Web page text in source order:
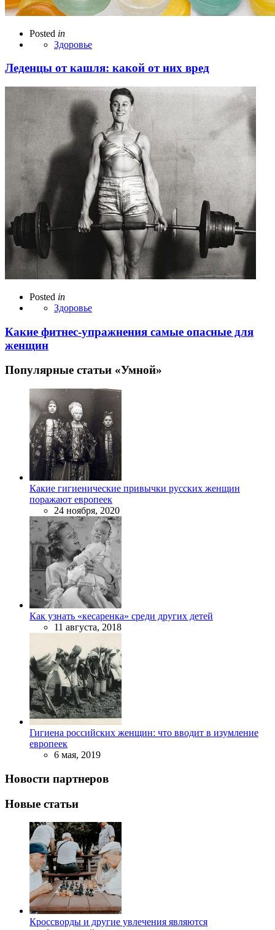
Posted in
Здоровье
Леденцы от кашля: какой от них вред
Posted in
Здоровье
Какие фитнес-упражнения самые опасные для
женщин
Популярные статьи «Умной»
Какие гигиенические привычки русских женщин
поражают европеек
24 ноября, 2020
Как узнать «кесаренка» среди других детей
11 августа, 2018
Гигиена российских женщин: что вводит в изумление
европеек
6 мая, 2019
Новости партнеров
Новые статьи
Кроссворды и другие увлечения являются